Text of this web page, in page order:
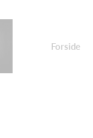
Forside